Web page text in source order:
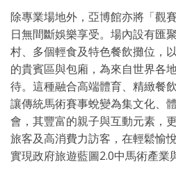
除專業場地外，亞博館亦將「觀
日無間斷娛樂享受。場內設有匯
村、多個輕食及特色餐飲攤位，
的貴賓區與包廂，為來自世界各
待。這種融合高端體育、精緻餐
讓傳統馬術賽事蛻變為集文化、
會，其豐富的親子與互動元素，
旅客及高消費力訪客，在輕鬆愉
實現政府旅遊藍圖2.0中馬術產業